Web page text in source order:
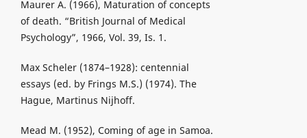
Maurer A. (1966), Maturation of concepts
of death. “British Journal of Medical
Psychology”, 1966, Vol. 39, Is. 1.
Max Scheler (1874–1928): centennial
essays (ed. by Frings M.S.) (1974). The
Hague, Martinus Nijhoff.
Mead M. (1952), Coming of age in Samoa.